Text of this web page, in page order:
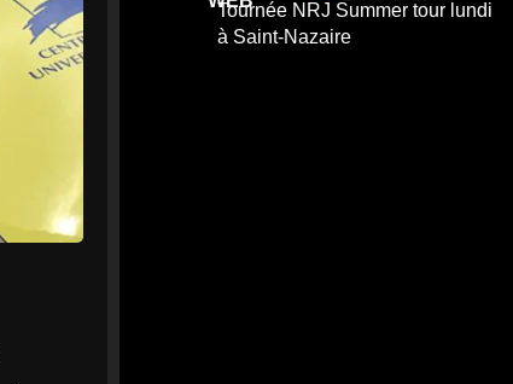
Tournée NRJ Summer tour lundi
à Saint-Nazaire